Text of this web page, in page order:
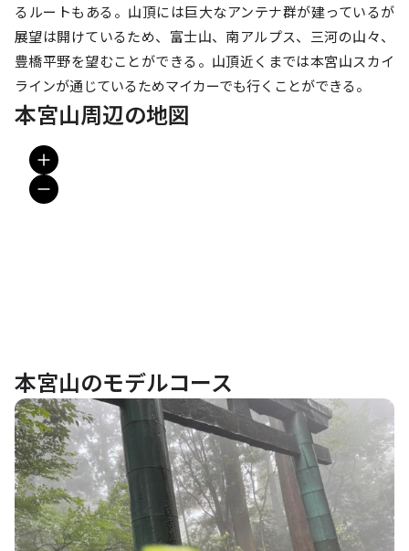
るルートもある。山頂には巨大なアンテナ群が建っているが
展望は開けているため、富士山、南アルプス、三河の山々、
豊橋平野を望むことができる。山頂近くまでは本宮山スカイ
ラインが通じているためマイカーでも行くことができる。
本宮山周辺の地図
本宮山のモデルコース